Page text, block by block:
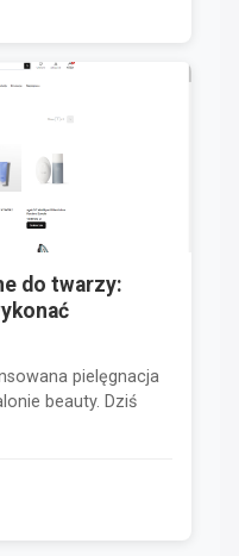
do twarzy:
pielęgnacja
beauty. Dziś